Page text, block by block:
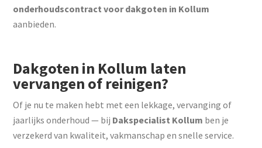
onderhoudscontract voor dakgoten in Kollum
aanbieden.
Dakgoten in Kollum laten
vervangen of reinigen?
Of je nu te maken hebt met een lekkage, vervanging of
jaarlijks onderhoud — bij Dakspecialist Kollum ben je
verzekerd van kwaliteit, vakmanschap en snelle service.